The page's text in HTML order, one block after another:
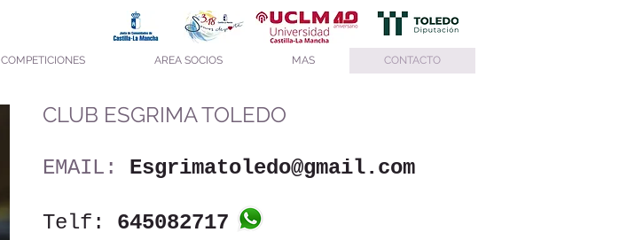
COMPETICIONES AREA SOCIOS MAS CONTACTO
CLUB ESGRIMA TOLEDO
EMAIL: Esgrimatoledo@gmail.com
Telf: 645082717